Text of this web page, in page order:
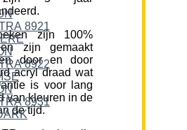
zijn 100%
zijn gemaakt
door en door
acryl draad wat
is voor lang
van kleuren in de
de tijd.